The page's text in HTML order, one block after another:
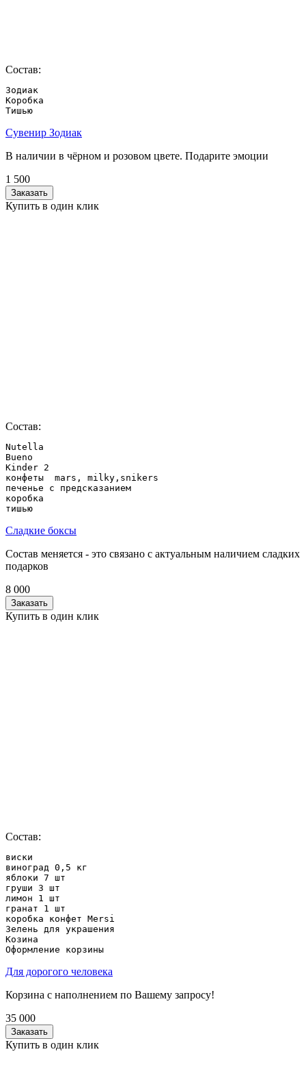
Состав:
Зодиак
Коробка
Тишью
Сувенир Зодиак
В наличии в чёрном и розовом цвете. Подарите эмоции
1 500
Заказать
Купить в один клик
Состав:
Nutella
Bueno
Kinder 2
конфеты  mars, milky,snikers
печенье с предсказанием
коробка
Сладкие боксы
Состав меняется - это связано с актуальным наличием сладких
подарков
8 000
Заказать
Купить в один клик
Состав:
виски
виноград 0,5 кг
яблоки 7 шт
груши 3 шт
лимон 1 шт
гранат 1 шт
коробка конфет Mersi
Зелень для украшения
Козина
Оформление корзины
Для дорогого человека
Корзина с наполнением по Вашему запросу!
35 000
Заказать
Купить в один клик